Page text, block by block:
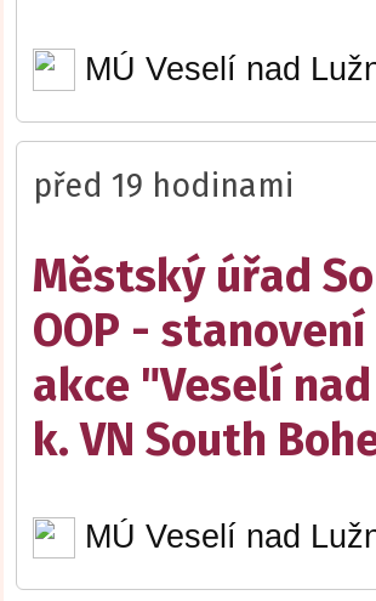
MÚ Veselí nad
před 19 hodinami
Městský úřad
OOP -
akce "Veselí
k. VN South
MÚ Veselí nad